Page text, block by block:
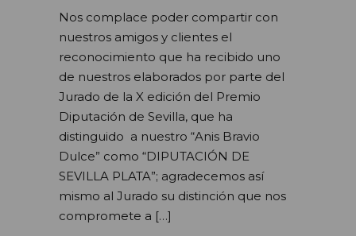
Nos complace poder compartir con
nuestros amigos y clientes el
reconocimiento que ha recibido uno
de nuestros elaborados por parte del
Jurado de la X edición del Premio
Diputación de Sevilla, que ha
distinguido a nuestro “Anis Bravio
Dulce” como “DIPUTACIÓN DE
SEVILLA PLATA”; agradecemos así
mismo al Jurado su distinción que nos
compromete a […]